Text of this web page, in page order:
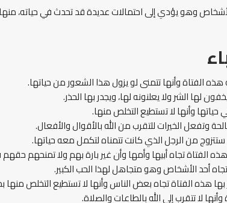
وهو يؤدي إلى احتمالات عديدة قد تحدث في حياته، منها
الفتاة وأنها تتمنى لو يزول هذا الشعور من حياتها.
لها الشر ولا يعلنونه لها، ويجدر بها الحذر.
وأنها لا تستطيع التخلص منها.
وتفعل الخيرات للتقرب من الله بالأقوال والأفعال.
من الرجل الذي كانت تتمناه لتكمل معه حياتها.
الفتاة تجاه أبيها وأمها وأن غير بارة بهم ولا تمنحهم
أحد الأشخاص وهو متجاهل لهذا الحب الكبير.
هذه الفتاة تجاه بعض الناس وأنها لا تستطيع التخلص منها
لا تتقرب إلى الله بالطاعات والصلاة.